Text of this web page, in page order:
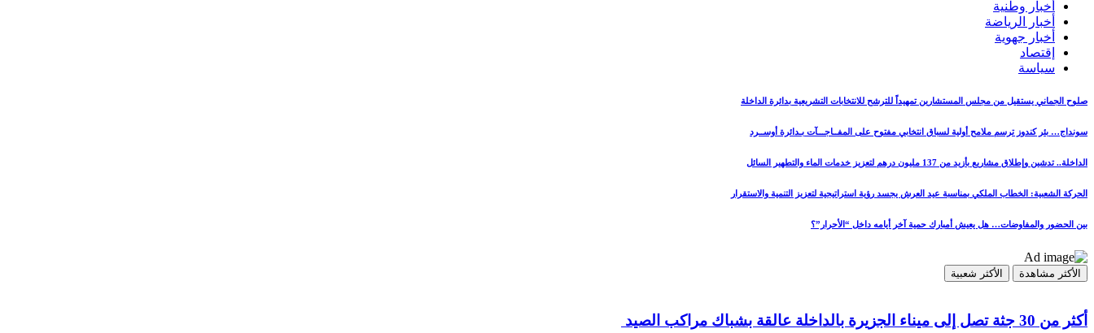
أخبار وطنية
أخبار الرياضة
أخبار جهوية
إقتصاد
سياسة
صلوح الجماني يستقيل من مجلس المستشارين تمهيداً للترشح للانتخابات التشريعية بدائرة الداخلة
سونداج… بئر كندوز ترسم ملامح أولية لسباق انتخابي مفتوح على المفــاجـــآت بـدائرة أوســرد
الداخلة.. تدشين وإطلاق مشاريع بأزيد من 137 مليون درهم لتعزيز خدمات الماء والتطهير السائل
الحركة الشعبية: الخطاب الملكي بمناسبة عيد العرش يجسد رؤية استراتيجية لتعزيز التنمية والاستقرار
بين الحضور والمفاوضات… هل يعيش أمبارك حمية آخر أيامه داخل “الأحرار”؟
الأكثر مشاهدة الأكثر شعبية
أكثر من 30 جثة تصل إلى ميناء الجزيرة بالداخلة عالقة بشباك مراكب الصيد